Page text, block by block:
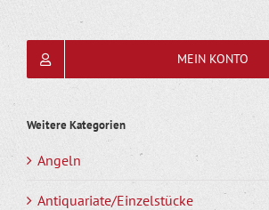
MEIN KONTO
Weitere Kategorien
Angeln
Antiquariate/Einzelstücke